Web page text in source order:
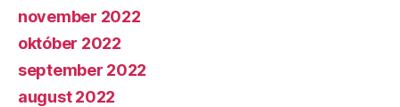
november 2022
október 2022
september 2022
august 2022